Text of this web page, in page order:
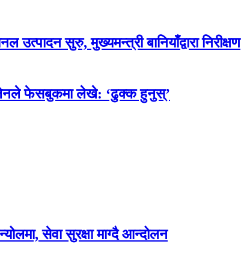
उत्पादन सुरु, मुख्यमन्त्री बानियाँद्वारा निरीक्षण
फेसबुकमा लेखे: ‘ढुक्क हुनुस्’
सेवा सुरक्षा माग्दै आन्दोलन